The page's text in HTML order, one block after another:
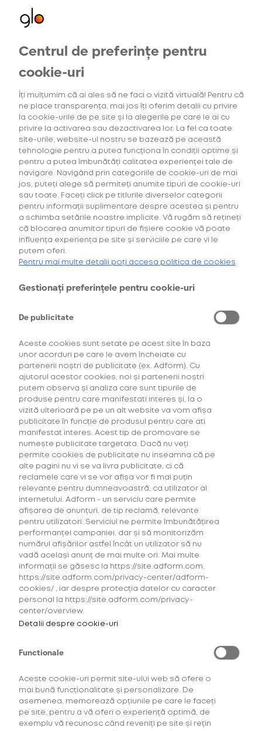
Consumabile
Descoperă
consumabilele
virto™ și rivo™
Prinde cele mai bune
oferte la gamele tale de
consumabile preferate.
Oferta 8
150,00 Lei
CONFIGUREAZĂ
Descoperă
consumabilele
create exclusiv
pentru glo™
Hyper
Explorează ofertele la
consumabilele neo™, veo™,
Dunhill for glo™ Hyper și
KENT for glo™ Hyper.
Oferta 4
pachete la
pret de 3
Oferte exclusive
oferta de
6 pachete la preț de 3** .
Centrul de preferințe pentru
cookie-uri
Îți mulțumim că ai ales să ne faci o vizită virtuală! Pentru că
ne place transparența, mai jos îți oferim detalii cu privire
la cookie-urile de pe site și la alegerile pe care le ai cu
privire la activarea sau dezactivarea lor. La fel ca toate
site-urile, website-ul nostru se bazează pe această
tehnologie pentru a putea funcționa în condiții optime și
pentru a putea îmbunătăți calitatea experienței tale de
navigare. Navigând prin categoriile de cookie-uri de mai
jos, puteți alege să permiteți anumite tipuri de cookie-uri
sau toate. Faceți click pe titlurile diverselor categorii
pentru informații suplimentare despre acestea și pentru
a schimba setările noastre implicite. Vă rugăm să rețineți
că blocarea anumitor tipuri de fișiere cookie vă poate
influența experiența pe site și serviciile pe care vi le
putem oferi.
Pentru mai multe detalii poți accesa politica de cookies
Gestionați preferințele pentru cookie-uri
De publicitate
Aceste cookies sunt setate pe acest site în baza
unor acorduri pe care le avem încheiate cu
partenerii noștri de publicitate (ex. Adform). Cu
ajutorul acestor cookies, noi și partenerii noștri
putem observa și analiza care sunt tipurile de
produse pentru care manifestati interes și, la o
vizită ulterioară pe pe un alt website va vom afișa
publicitate în funcție de produsul pentru care ati
manifestat interes. Acest tip de promovare se
numește publicitate targetata. Dacă nu veți
permite cookies de publicitate nu inseamna că pe
alte pagini nu vi se va livra publicitate, ci că
reclamele care vi se vor afișa vor fi mai puțin
relevante pentru dumneavoastră, ca utilizator al
internetului. Adform - un serviciu care permite
afișarea de anunțuri, de tip reclamă, relevante
pentru utilizatori. Serviciul ne permite îmbunătățirea
performanței campaniei, dar și să monitorizăm
numărul afișărilor astfel încât un utilizator să nu
vadă același anunț de mai multe ori. Mai multe
informații se găsesc la https://site.adform.com,
https://site.adform.com/privacy-center/adform-
cookies/ , iar despre protecția datelor cu caracter
personal la https://site.adform.com/privacy-
center/overview.
Detalii despre cookie-uri
Functionale
Aceste cookie-uri permit site-ului web să ofere o
mai bună funcționalitate și personalizare. De
asemenea, memorează opțiunile pe care le faceți
pe site, pentru a vă oferi o experiență optimă, de
exemplu vă recunosc când reveniți pe site și rețin